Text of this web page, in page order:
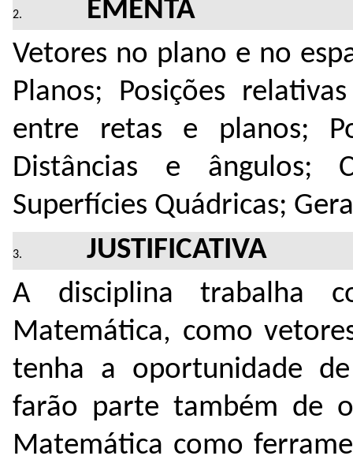
EMENTA
Vetores no plano e no
Planos; Posições
entre retas e planos;
Distâncias e ângulos;
Superfícies Quádricas;
JUSTIFICATIVA
A disciplina trabalha
Matemática, como
tenha a oportunidade
farão parte também de
Matemática como